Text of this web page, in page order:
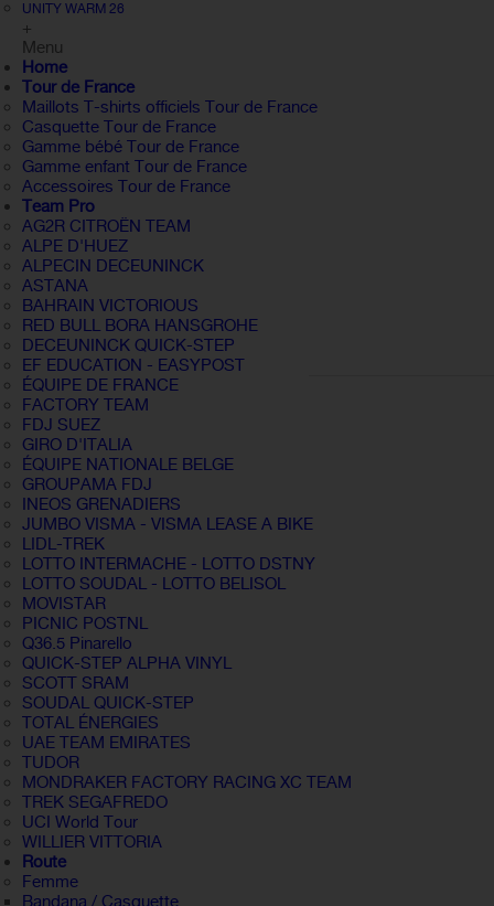
UNITY WARM 26
+
Menu
Home
Tour de France
Maillots T-shirts officiels Tour de France
Casquette Tour de France
Gamme bébé Tour de France
Gamme enfant Tour de France
Accessoires Tour de France
Team Pro
AG2R CITROËN TEAM
ALPE D'HUEZ
ALPECIN DECEUNINCK
ASTANA
BAHRAIN VICTORIOUS
RED BULL BORA HANSGROHE
DECEUNINCK QUICK-STEP
EF EDUCATION - EASYPOST
ÉQUIPE DE FRANCE
FACTORY TEAM
FDJ SUEZ
GIRO D'ITALIA
ÉQUIPE NATIONALE BELGE
GROUPAMA FDJ
INEOS GRENADIERS
JUMBO VISMA - VISMA LEASE A BIKE
LIDL-TREK
LOTTO INTERMACHE - LOTTO DSTNY
LOTTO SOUDAL - LOTTO BELISOL
MOVISTAR
PICNIC POSTNL
Q36.5 Pinarello
QUICK-STEP ALPHA VINYL
SCOTT SRAM
SOUDAL QUICK-STEP
TOTAL ÉNERGIES
UAE TEAM EMIRATES
TUDOR
MONDRAKER FACTORY RACING XC TEAM
TREK SEGAFREDO
UCI World Tour
WILLIER VITTORIA
Route
Femme
Bandana / Casquette